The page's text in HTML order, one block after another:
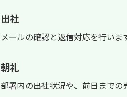
出社
メールの確認と返信対応を行いま
朝礼
部署内の出社状況や、前日までの